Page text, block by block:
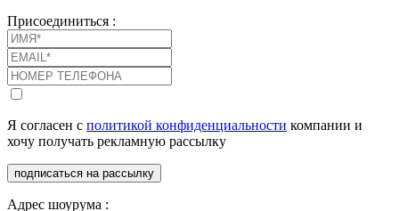
Присоединиться :
Я согласен с политикой конфиденциальности компании и
хочу получать рекламную рассылку
подписаться на рассылку
Адрес шоурума :